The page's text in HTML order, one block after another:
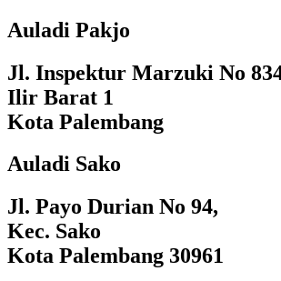
Auladi Pakjo
Jl. Inspektur Marzuki No
Ilir Barat 1
Kota Palembang
Auladi Sako
Jl. Payo Durian No 94,
Kec. Sako
Kota Palembang 30961